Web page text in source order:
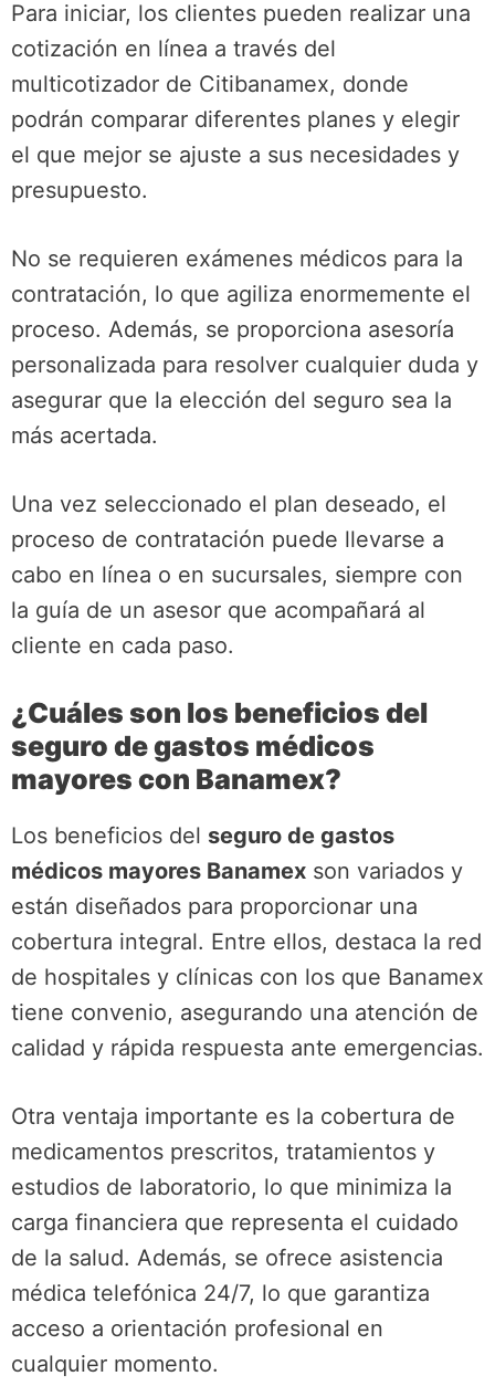
Para iniciar, los clientes pueden realizar una
cotización en línea a través del
multicotizador de Citibanamex, donde
podrán comparar diferentes planes y elegir
el que mejor se ajuste a sus necesidades y
presupuesto.
No se requieren exámenes médicos para la
contratación, lo que agiliza enormemente el
proceso. Además, se proporciona asesoría
personalizada para resolver cualquier duda y
asegurar que la elección del seguro sea la
más acertada.
Una vez seleccionado el plan deseado, el
proceso de contratación puede llevarse a
cabo en línea o en sucursales, siempre con
la guía de un asesor que acompañará al
cliente en cada paso.
¿Cuáles son los beneficios del
seguro de gastos médicos
mayores con Banamex?
Los beneficios del seguro de gastos
médicos mayores Banamex son variados y
están diseñados para proporcionar una
cobertura integral. Entre ellos, destaca la red
de hospitales y clínicas con los que Banamex
tiene convenio, asegurando una atención de
calidad y rápida respuesta ante emergencias.
Otra ventaja importante es la cobertura de
medicamentos prescritos, tratamientos y
estudios de laboratorio, lo que minimiza la
carga financiera que representa el cuidado
de la salud. Además, se ofrece asistencia
médica telefónica 24/7, lo que garantiza
acceso a orientación profesional en
cualquier momento.